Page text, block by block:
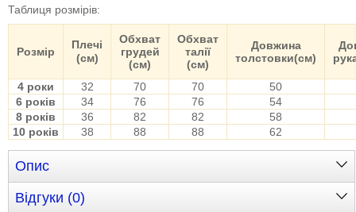
Таблиця розмірів:
Розмір
Плечі
(см)
Обхват
грудей
(см)
Обхват
талії
(см)
Довжина
толстовки(см)
4 роки 32 70 70
50
6 років
34 76 76
54
8 років
36 82 82
58
10 років
38 88 88 62
Опис
Відгуки (0)